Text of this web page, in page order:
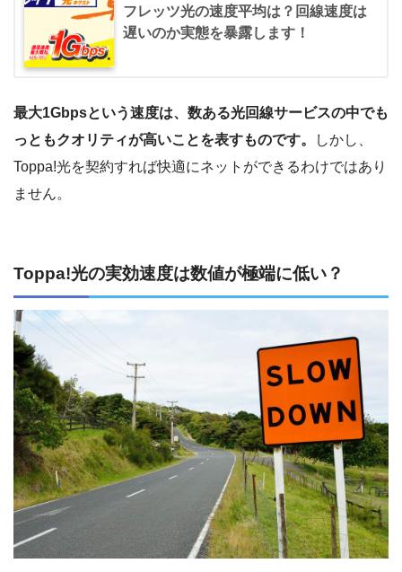
フレッツ光の速度平均は？回線速度は
遅いのか実態を暴露します！
最大1Gbpsという速度は、数ある光回線サービスの中でも
っともクオリティが高いことを表すものです。
しかし、
Toppa!光を契約すれば快適にネットができるわけではあり
ません。
Toppa!光の実効速度は数値が極端に低い？